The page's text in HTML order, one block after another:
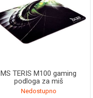
MS TERIS M100 gaming
podloga za miš
Nedostupno